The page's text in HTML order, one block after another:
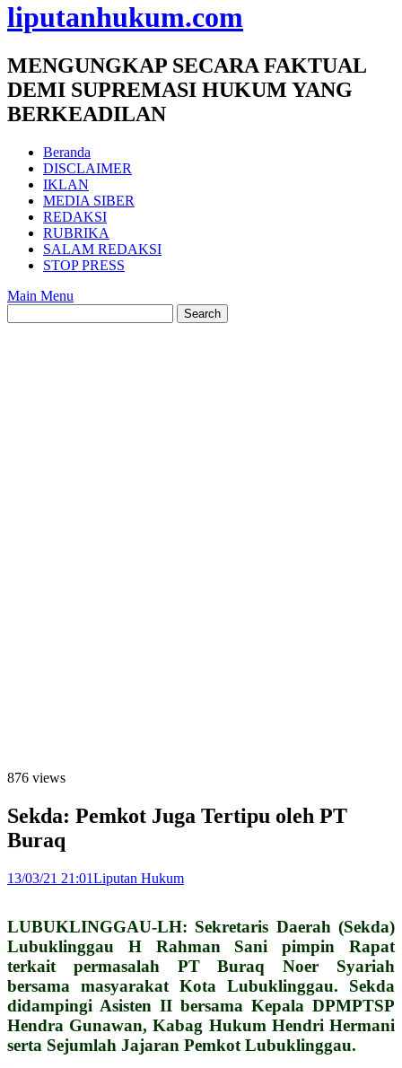
liputanhukum.com
MENGUNGKAP SECARA FAKTUAL
DEMI SUPREMASI HUKUM YANG
BERKEADILAN
Beranda
DISCLAIMER
IKLAN
MEDIA SIBER
REDAKSI
RUBRIKA
SALAM REDAKSI
STOP PRESS
Main Menu
876 views
Sekda: Pemkot Juga Tertipu oleh PT
Buraq
13/03/21 21:01Liputan Hukum
LUBUKLINGGAU-LH: Sekretaris Daerah (Sekda)
Lubuklinggau H Rahman Sani pimpin Rapat
terkait permasalah PT Buraq Noer Syariah
bersama masyarakat Kota Lubuklinggau. Sekda
didampingi Asisten II bersama Kepala DPMPTSP
Hendra Gunawan, Kabag Hukum Hendri Hermani
serta Sejumlah Jajaran Pemkot Lubuklinggau.